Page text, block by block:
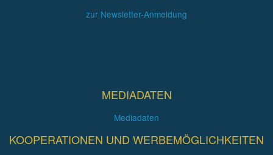
zur Newsletter-Anmeldung
MEDIADATEN
Mediadaten
KOOPERATIONEN UND WERBEMÖGLICHKEITEN